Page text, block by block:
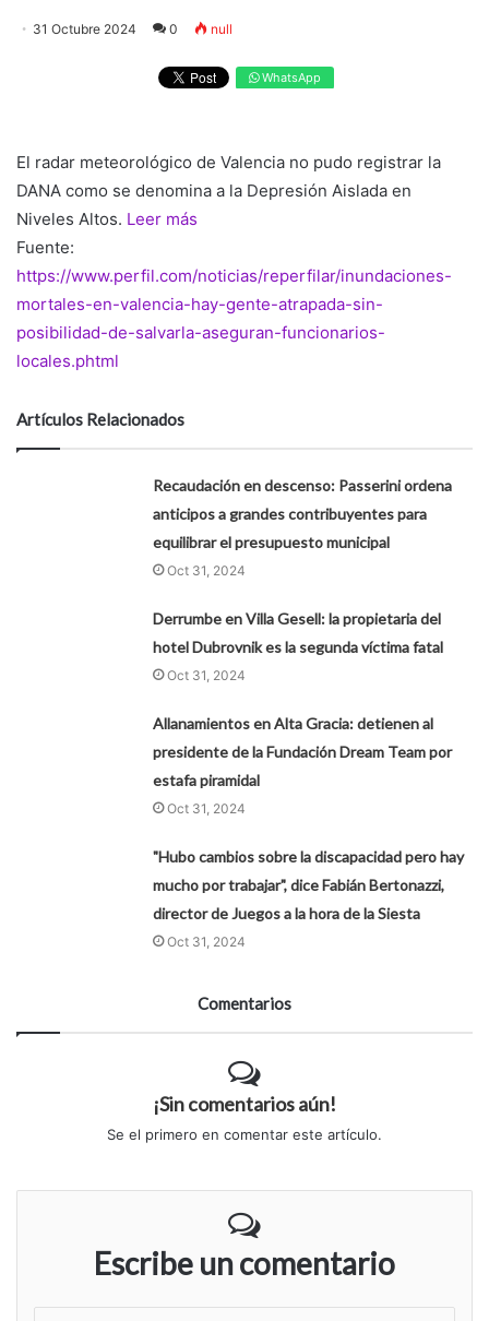
31 Octubre 2024 0 null
WhatsApp
El radar meteorológico de Valencia no pudo registrar la
DANA como se denomina a la Depresión Aislada en
Niveles Altos. Leer más
Fuente:
https://www.perfil.com/noticias/reperfilar/inundaciones-
mortales-en-valencia-hay-gente-atrapada-sin-
posibilidad-de-salvarla-aseguran-funcionarios-
locales.phtml
Artículos Relacionados
Recaudación en descenso: Passerini ordena
anticipos a grandes contribuyentes para
equilibrar el presupuesto municipal
Oct 31, 2024
Derrumbe en Villa Gesell: la propietaria del
hotel Dubrovnik es la segunda víctima fatal
Oct 31, 2024
Allanamientos en Alta Gracia: detienen al
presidente de la Fundación Dream Team por
estafa piramidal
Oct 31, 2024
"Hubo cambios sobre la discapacidad pero hay
mucho por trabajar", dice Fabián Bertonazzi,
director de Juegos a la hora de la Siesta
Oct 31, 2024
Comentarios
¡Sin comentarios aún!
Se el primero en comentar este artículo.
Escribe un comentario